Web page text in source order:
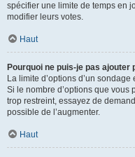
spécifier une limite de temps en
modifier leurs votes.
Haut
Pourquoi ne puis-je pas ajouter
La limite d’options d’un
Si le nombre d’options que vous
trop restreint, essayez de
possible de l’augmenter.
Haut